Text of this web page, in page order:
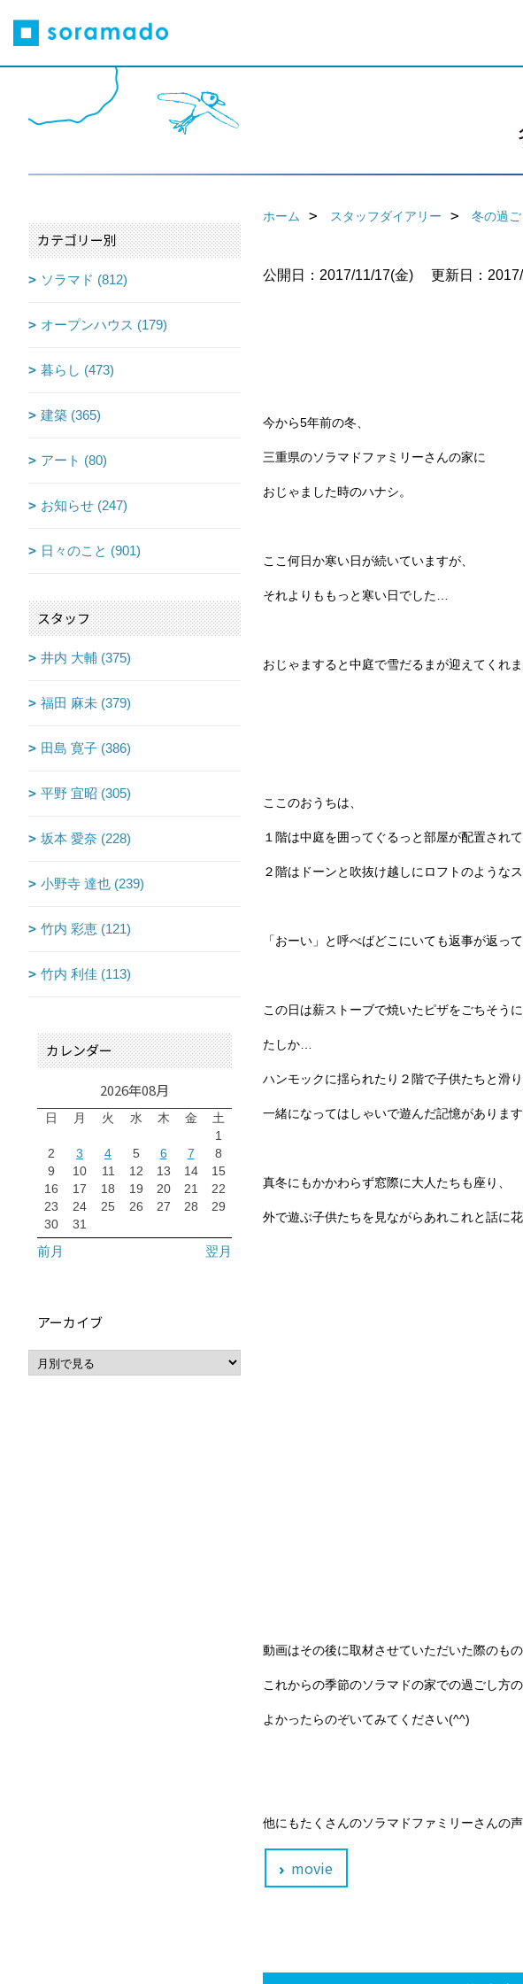
ホーム スタッフダイアリー 冬の過
公開日：2017/11/17(金) 更新日：
今から5年前の冬、
三重県のソラマドファミリーさんの家に
おじゃました時のハナシ。
ここ何日か寒い日が続いていますが、
それよりももっと寒い日でした…
おじゃますると中庭で雪だるまが迎えてくれま
ここのおうちは、
１階は中庭を囲ってぐるっと部屋が配置されて
２階はドーンと吹抜け越しにロフトのようなス
「おーい」と呼べばどこにいても返事が返っ
この日は薪ストーブで焼いたピザをごちそうに
たしか…
ハンモックに揺られたり２階で子供たちと滑
一緒になってはしゃいで遊んだ記憶がありま
真冬にもかかわらず窓際に大人たちも座り、
外で遊ぶ子供たちを見ながらあれこれと話に花
動画はその後に取材させていただいた際のもの
これからの季節のソラマドの家での過ごし方
よかったらのぞいてみてください(^^)
他にもたくさんのソラマドファミリーさんの声
movie
カテゴリー別
ソラマド (812)
オープンハウス (179)
暮らし (473)
建築 (365)
アート (80)
お知らせ (247)
日々のこと (901)
スタッフ
井内 大輔 (375)
福田 麻未 (379)
田島 寛子 (386)
平野 宜昭 (305)
坂本 愛奈 (228)
小野寺 達也 (239)
竹内 彩恵 (121)
竹内 利佳 (113)
カレンダー
2026年08月
日 月 火 水 木 金
土
1
2
3 4 5 6 7
8
9
10 11 12 13 14
15
16
17 18 19 20 21
22
23
24 25 26 27 28
29
30
31
前月 翌月
アーカイブ